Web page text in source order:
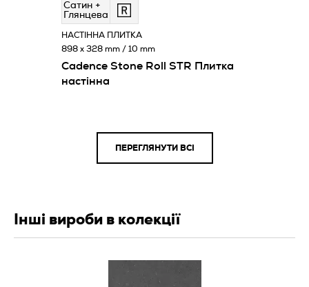
Сатин +
Глянцева
Cadence Stone Roll STR Плитка
настінна
НАСТІННА ПЛИТКА
898 x 328 mm / 10 mm
ПЕРЕГЛЯНУТИ ВСІ
Інші вироби в колекції